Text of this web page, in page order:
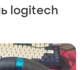
logitech